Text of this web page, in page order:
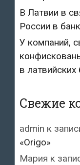
В Латвии в
России в
У компаний,
в латвийских
Свежие
admin к
«Origo»
Мария к